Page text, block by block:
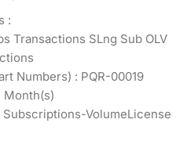
:
Transactions SLng Sub OLV
Numbers) : PQR-00019
Month(s)
VolumeLicense